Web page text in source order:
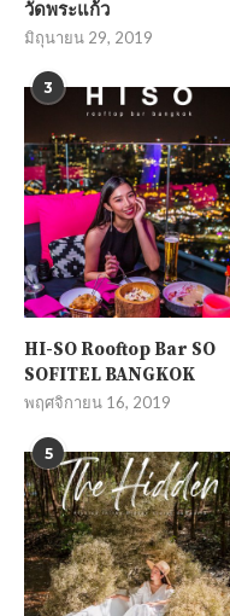
วัดพระแก้ว
มิถุนายน 29, 2019
3
HI-SO Rooftop Bar SO
SOFITEL BANGKOK
พฤศจิกายน 16, 2019
5